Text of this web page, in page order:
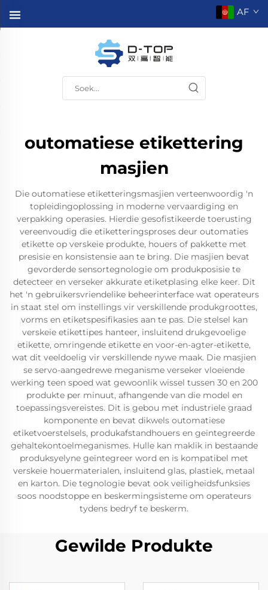
AF
outomatiese etikettering
masjien
Die outomatiese etiketteringsmasjien verteenwoordig 'n
topleidingoplossing in moderne vervaardiging en
verpakking operasies. Hierdie gesofistikeerde toerusting
vereenvoudig die etiketteringsproses deur outomaties
etikette op verskeie produkte, houers of pakkette met
presisie en konsistensie aan te bring. Die masjien bevat
gevorderde sensortegnologie om produkposisie te
detecteer en verseker akkurate etiketplasing elke keer. Dit
het 'n gebruikersvriendelike beheerinterface wat operateurs
in staat stel om instellings vir verskillende produkgroottes,
vorms en etiketspesifikasies aan te pas. Die stelsel kan
verskeie etikettipes hanteer, insluitend drukgevoelige
etikette, omringende etikette en voor-en-agter-etikette,
wat dit veeldoelig vir verskillende nywe maak. Die masjien
se servo-aangedrewe meganisme verseker vloeiende
werking teen spoed wat gewoonlik wissel tussen 30 en 200
produkte per minuut, afhangende van die model en
toepassingsvereistes. Dit is gebou met industriele graad
komponente en bevat dikwels outomatiese
etiketvoerstelsels, produkafstandhouers en geïntegreerde
gehaltekontoelmeganismes. Hulle kan maklik in bestaande
produksyelyne geïntegreer word en is kompatibel met
verskeie houermaterialen, insluitend glas, plastiek, metaal
en karton. Die tegnologie bevat ook veiligheidsfunksies
soos noodstoppe en beskermingsisteme om operateurs
tydens bedryf te beskerm.
Gewilde Produkte